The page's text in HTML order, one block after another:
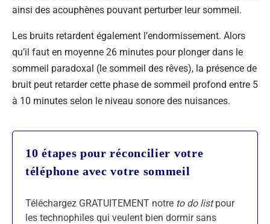
ainsi des acouphènes pouvant perturber leur sommeil.
Les bruits retardent également l’endormissement. Alors
qu’il faut en moyenne 26 minutes pour plonger dans le
sommeil paradoxal (le sommeil des rêves), la présence de
bruit peut retarder cette phase de sommeil profond entre 5
à 10 minutes selon le niveau sonore des nuisances.
10 étapes pour réconcilier votre
téléphone avec votre sommeil
Téléchargez GRATUITEMENT notre to do listpour
les technophiles qui veulent bien dormir sans